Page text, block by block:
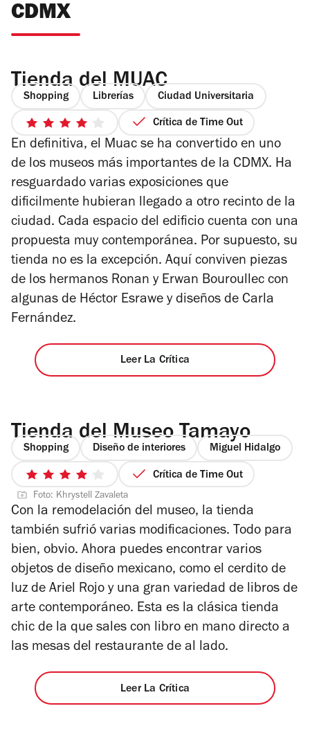
CDMX
Tienda del MUAC
Shopping Librerías Ciudad Universitaria
4
de
5
estrellas
Crítica de Time Out
En definitiva, el Muac se ha convertido en uno
de los museos más importantes de la CDMX. Ha
resguardado varias exposiciones que
dificilmente hubieran llegado a otro recinto de la
ciudad. Cada espacio del edificio cuenta con una
propuesta muy contemporánea. Por supuesto, su
tienda no es la excepción. Aquí conviven piezas
de los hermanos Ronan y Erwan Bouroullec con
algunas de Héctor Esrawe y diseños de Carla
Fernández.
Leer La Crítica
Tienda del Museo Tamayo
Shopping Diseño de interiores Miguel Hidalgo
4
de
5
estrellas
Crítica de Time Out
Foto: Khrystell Zavaleta
Con la remodelación del museo, la tienda
también sufrió varias modificaciones. Todo para
bien, obvio. Ahora puedes encontrar varios
objetos de diseño mexicano, como el cerdito de
luz de Ariel Rojo y una gran variedad de libros de
arte contemporáneo. Esta es la clásica tienda
chic de la que sales con libro en mano directo a
las mesas del restaurante de al lado.
Leer La Crítica